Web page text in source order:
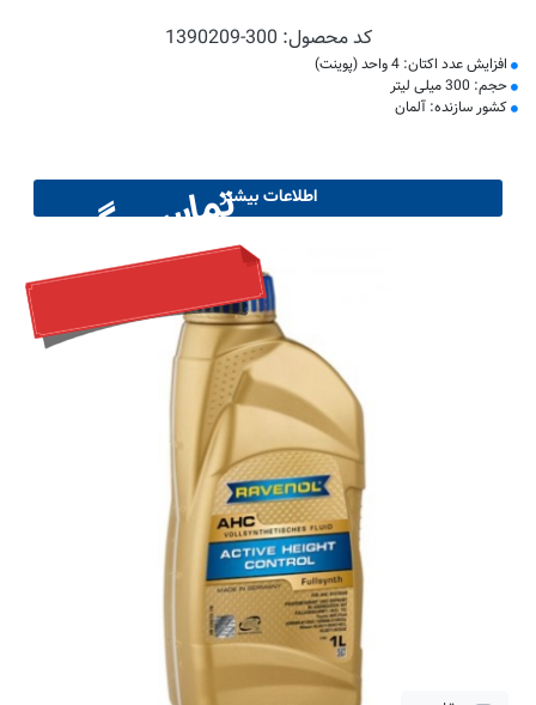
کد محصول: 1390209-300
افزایش عدد اکتان: 4 واحد (پوینت)
حجم: 300 میلی لیتر
کشور سازنده: آلمان
اطلاعات بیشترتماس بگیرید